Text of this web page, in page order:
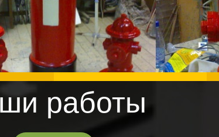
работы